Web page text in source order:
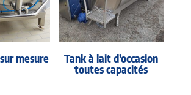
mesure Tank à lait d’occasion
toutes capacités